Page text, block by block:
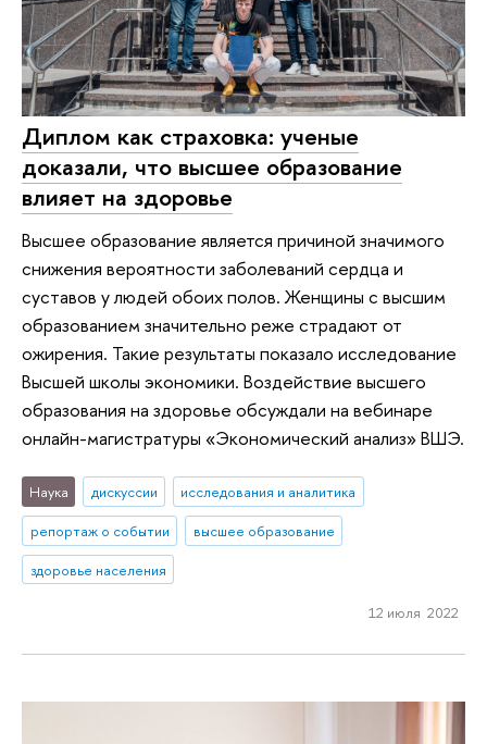
Диплом как страховка: ученые
доказали, что высшее образование
влияет на здоровье
Высшее образование является причиной значимого
снижения вероятности заболеваний сердца и
суставов у людей обоих полов. Женщины с высшим
образованием значительно реже страдают от
ожирения. Такие результаты показало исследование
Высшей школы экономики. Воздействие высшего
образования на здоровье обсуждали на вебинаре
онлайн-магистратуры «Экономический анализ» ВШЭ.
Наука дискуссии
исследования и аналитика
репортаж о событии
высшее образование
здоровье населения
12 июля 2022